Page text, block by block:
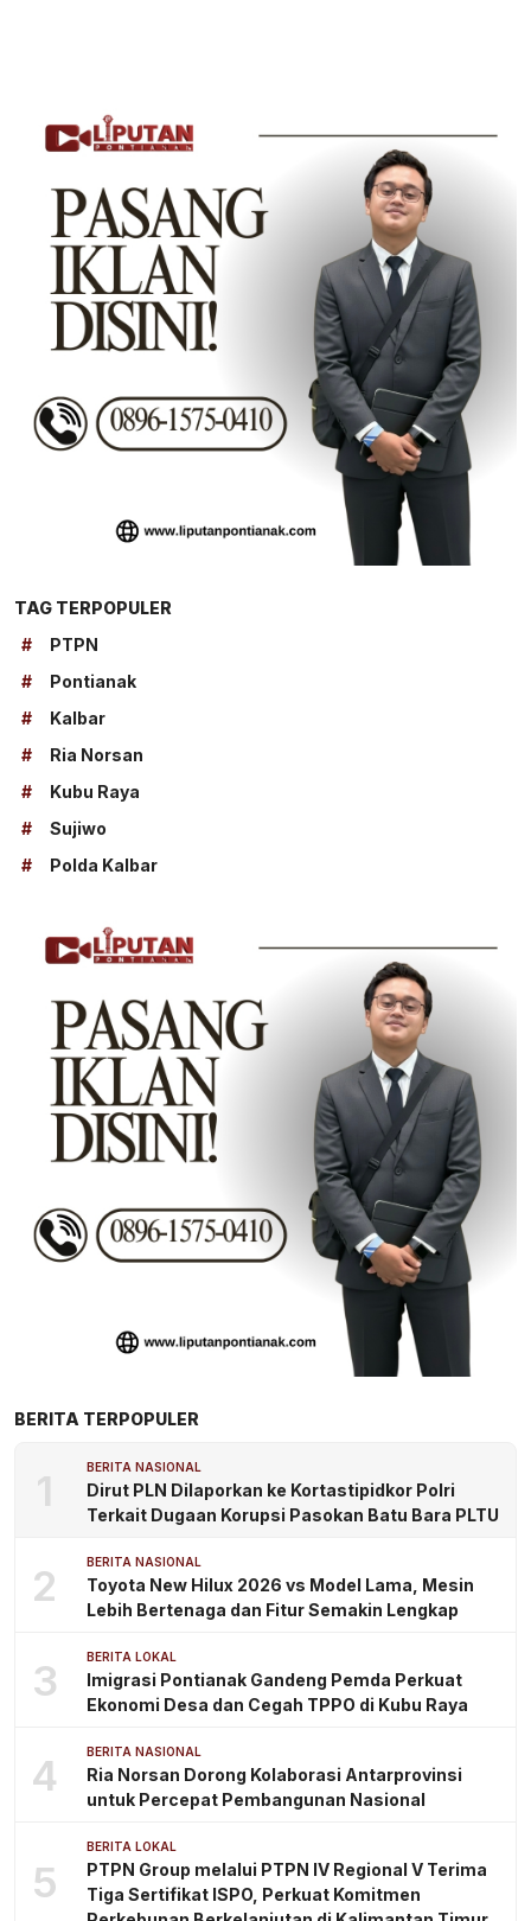
TAG TERPOPULER
#
PTPN
#
Pontianak
#
Kalbar
#
Ria Norsan
#
Kubu Raya
#
Sujiwo
#
Polda Kalbar
BERITA TERPOPULER
1 BERITA NASIONAL
Dirut PLN Dilaporkan ke Kortastipidkor Polri
Terkait Dugaan Korupsi Pasokan Batu Bara PLTU
2 BERITA NASIONAL
Toyota New Hilux 2026 vs Model Lama, Mesin
Lebih Bertenaga dan Fitur Semakin Lengkap
3 BERITA LOKAL
Imigrasi Pontianak Gandeng Pemda Perkuat
Ekonomi Desa dan Cegah TPPO di Kubu Raya
4 BERITA NASIONAL
Ria Norsan Dorong Kolaborasi Antarprovinsi
untuk Percepat Pembangunan Nasional
5
BERITA LOKAL
PTPN Group melalui PTPN IV Regional V Terima
Tiga Sertifikat ISPO, Perkuat Komitmen